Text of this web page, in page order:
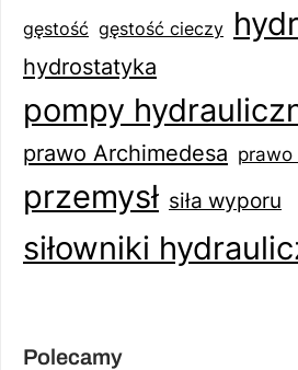
gęstość gęstość cieczy
hydrostatyka
pompy
prawo Archimedesa prawo
przemysł siła wyporu
siłowniki
Polecamy